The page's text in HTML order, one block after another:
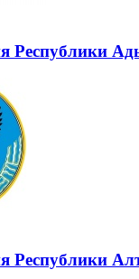
Республики
Республики